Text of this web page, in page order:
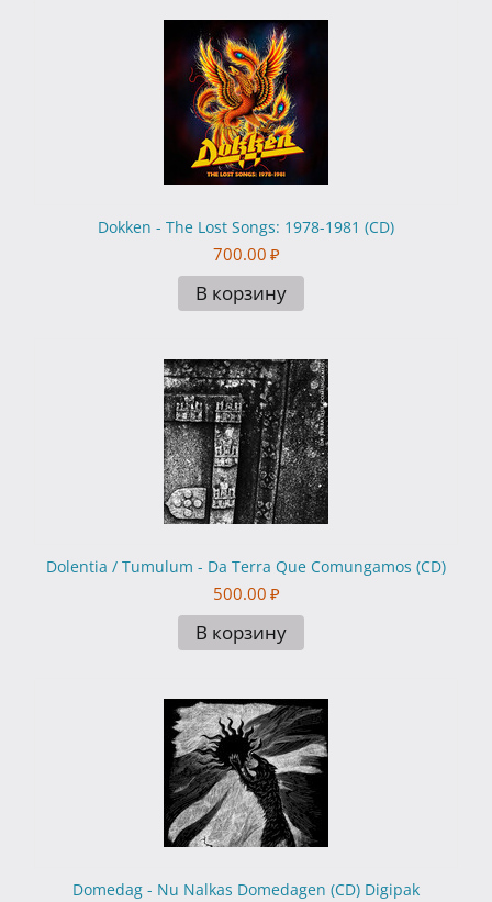
Dokken - The Lost Songs: 1978-1981 (CD)
700.00 ₽
В корзину
Dolentia / Tumulum - Da Terra Que Comungamos (CD)
500.00 ₽
В корзину
Domedag - Nu Nalkas Domedagen (CD) Digipak